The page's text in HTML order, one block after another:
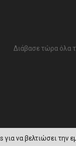
Διάβασε τώρα όλα
να βελτιώσει την